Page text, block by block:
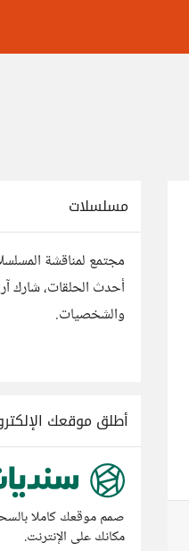
مسلسلات
مجتمع لمناقشة
أحدث الحلقات، شارك
والشخصيات.
أطلق موقعك
صمم موقعك كاملا
مكانك على الإنترنت.